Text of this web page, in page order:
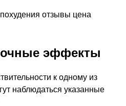
эффекты
к одному из
наблюдаться указанные